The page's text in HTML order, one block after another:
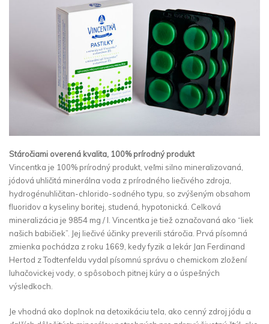
Stáročiami overená kvalita, 100% prírodný produkt
Vincentka je 100% prírodný produkt, veľmi silno mineralizovaná,
jódová uhličitá minerálna voda z prírodného liečivého zdroja,
hydrogénuhličitan-chlorido-sodného typu, so zvýšeným obsahom
fluoridov a kyseliny boritej, studená, hypotonická. Celková
mineralizácia je 9854 mg / l. Vincentka je tiež označovaná ako “liek
našich babičiek”. Jej liečivé účinky preverili stáročia. Prvá písomná
zmienka pochádza z roku 1669, kedy fyzik a lekár Jan Ferdinand
Hertod z Todtenfeldu vydal písomnú správu o chemickom zložení
luhačovickej vody, o spôsoboch pitnej kúry a o úspešných
výsledkoch.
Je vhodná ako doplnok na detoxikáciu tela, ako cenný zdroj jódu a